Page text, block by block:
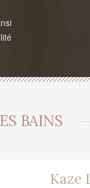
BAINS
Kaze